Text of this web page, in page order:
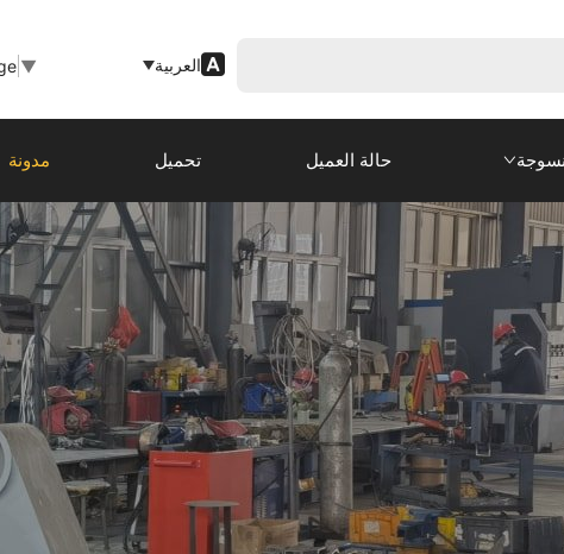
العربية ▼
حالة العميل تحميل مدونة